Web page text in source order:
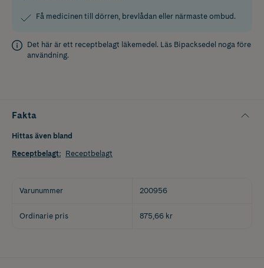
Få medicinen till dörren, brevlådan eller närmaste ombud.
Det här är ett receptbelagt läkemedel. Läs Bipacksedel noga före
användning.
Fakta
Hittas även bland
Receptbelagt: Receptbelagt
Varunummer 200956
Ordinarie pris 875,66 kr